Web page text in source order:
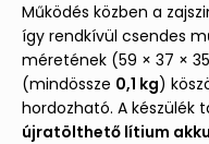
Működés közben a
így rendkívül csendes
méretének (59 × 37 ×
(mindössze 0,1 kg)
hordozható. A készülék
újratölthető lítium